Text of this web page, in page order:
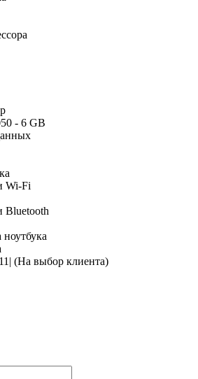
- 6 GB
Wi-Fi
Bluetooth
(На выбор клиента)